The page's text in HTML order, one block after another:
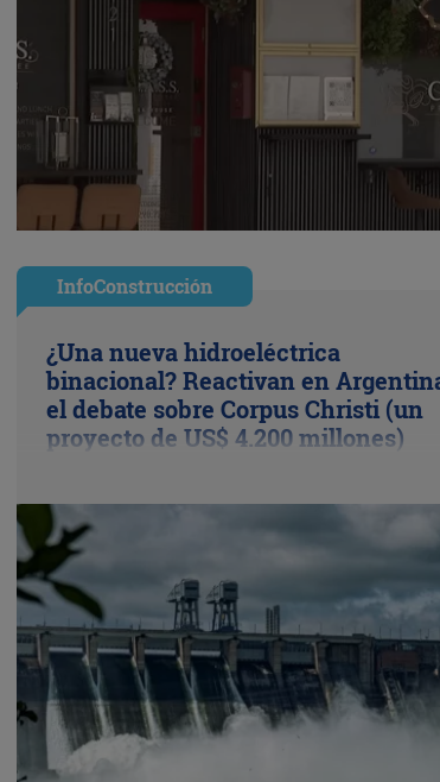
InfoConstrucción
¿Una nueva hidroeléctrica
binacional? Reactivan en
el debate sobre Corpus Christi (un
proyecto de US$ 4.200 millones)